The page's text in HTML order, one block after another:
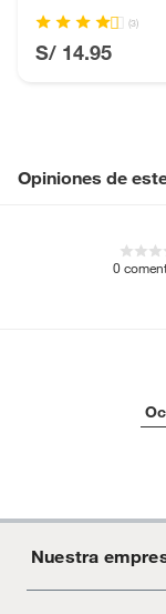
Licores y cigarros
(3)
S/ 14.95
Opiniones de
0
Nuestra